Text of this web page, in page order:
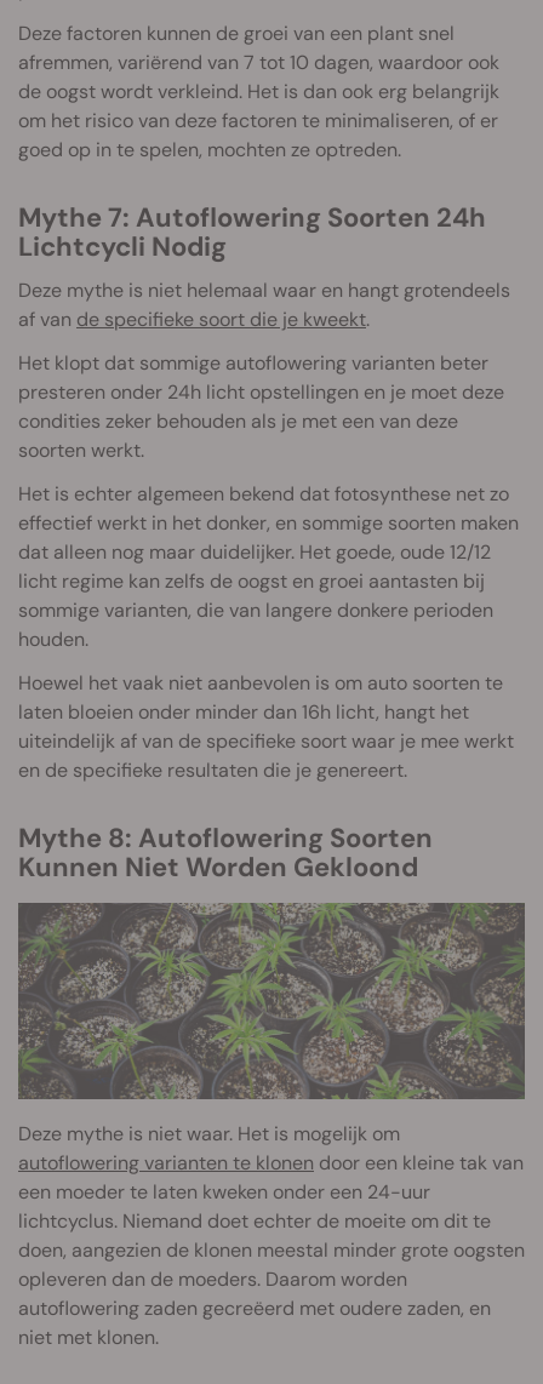
Deze factoren kunnen de groei van een plant snel
afremmen, variërend van 7 tot 10 dagen, waardoor ook
de oogst wordt verkleind. Het is dan ook erg belangrijk
om het risico van deze factoren te minimaliseren, of er
goed op in te spelen, mochten ze optreden.
Mythe 7: Autoflowering Soorten 24h
Lichtcycli Nodig
Deze mythe is niet helemaal waar en hangt grotendeels
af van de specifieke soort die je kweekt.
Het klopt dat sommige autoflowering varianten beter
presteren onder 24h licht opstellingen en je moet deze
condities zeker behouden als je met een van deze
soorten werkt.
Het is echter algemeen bekend dat fotosynthese net zo
effectief werkt in het donker, en sommige soorten maken
dat alleen nog maar duidelijker. Het goede, oude 12/12
licht regime kan zelfs de oogst en groei aantasten bij
sommige varianten, die van langere donkere perioden
houden.
Hoewel het vaak niet aanbevolen is om auto soorten te
laten bloeien onder minder dan 16h licht, hangt het
uiteindelijk af van de specifieke soort waar je mee werkt
en de specifieke resultaten die je genereert.
Mythe 8: Autoflowering Soorten
Kunnen Niet Worden Gekloond
Deze mythe is niet waar. Het is mogelijk om
autoflowering varianten te klonen door een kleine tak van
een moeder te laten kweken onder een 24-uur
lichtcyclus. Niemand doet echter de moeite om dit te
doen, aangezien de klonen meestal minder grote oogsten
opleveren dan de moeders. Daarom worden
autoflowering zaden gecreëerd met oudere zaden, en
niet met klonen.